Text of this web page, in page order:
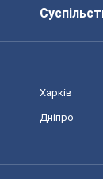
Харків
Дніпро